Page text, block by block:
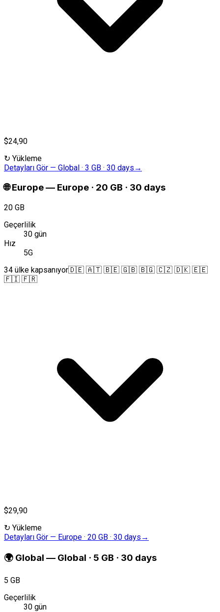
$24,90
↻ Yükleme
Detayları Gör — Global · 3 GB · 30 days →
🌐 Europe— Europe · 20 GB · 30 days
20 GB
Geçerlilik
30 gün
Hız
5G
34 ülke kapsanıyor🇩🇪 🇦🇹 🇧🇪 🇬🇧 🇧🇬 🇨🇿 🇩🇰 🇪🇪
🇫🇮 🇫🇷
$29,90
↻ Yükleme
Detayları Gör — Europe · 20 GB · 30 days →
🌍 Global — Global · 5 GB · 30 days
5 GB
Geçerlilik
30 gün